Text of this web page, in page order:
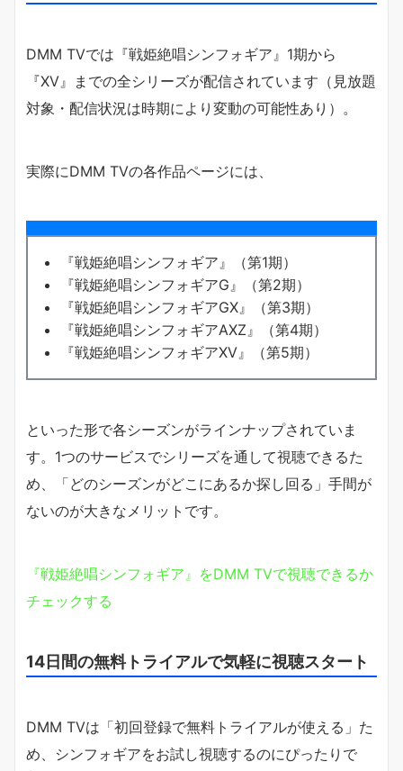
DMM TVでは『戦姫絶唱シンフォギア』1期から
『XV』までの全シリーズが配信されています（見放題
対象・配信状況は時期により変動の可能性あり）。
実際にDMM TVの各作品ページには、
『戦姫絶唱シンフォギア』（第1期）
『戦姫絶唱シンフォギアG』（第2期）
『戦姫絶唱シンフォギアGX』（第3期）
『戦姫絶唱シンフォギアAXZ』（第4期）
『戦姫絶唱シンフォギアXV』（第5期）
といった形で各シーズンがラインナップされていま
す。1つのサービスでシリーズを通して視聴できるた
め、「どのシーズンがどこにあるか探し回る」手間が
ないのが大きなメリットです。
『戦姫絶唱シンフォギア』をDMM TVで視聴できるか
チェックする
14日間の無料トライアルで気軽に視聴スタート
DMM TVは「初回登録で無料トライアルが使える」た
め、シンフォギアをお試し視聴するのにぴったりで